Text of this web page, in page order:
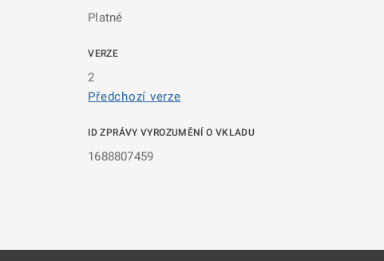
Platné
VERZE
2
Předchozí verze
ID ZPRÁVY VYROZUMĚNÍ O VKLADU
1688807459